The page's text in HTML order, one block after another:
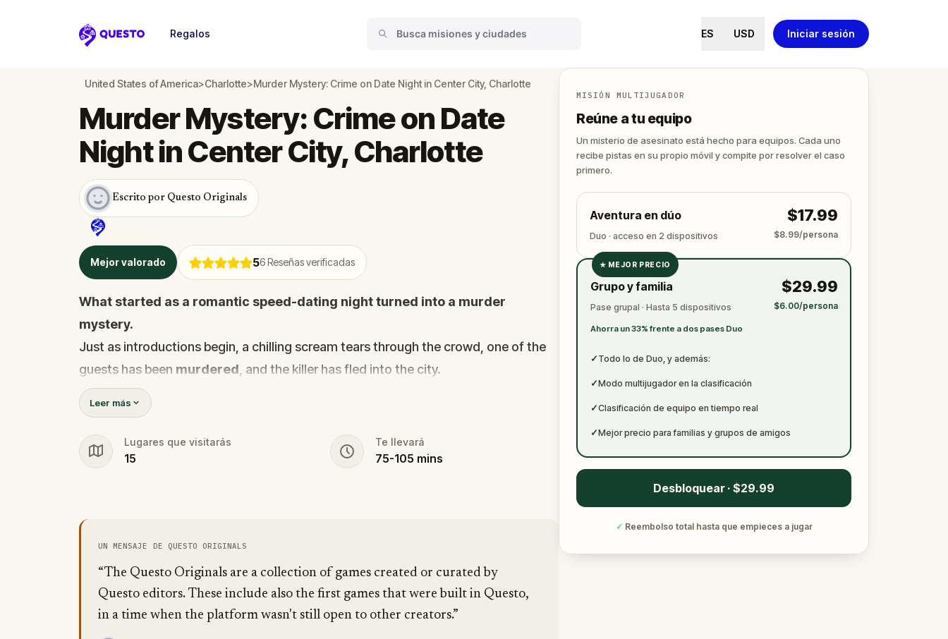
Questo
Regalos ES USD Iniciar sesión
United States of America>Charlotte>Murder Mystery: Crime on Date Night in Center City, Charlotte
Mejor valorado 56Reseñas verificadas
Murder Mystery: Crime on Date
Night in Center City, Charlotte
Escrito por Questo Originals
What started as a romantic speed-dating night turned into a murder
mystery.
Just as introductions begin, a chilling scream tears through the crowd, one of the
guests has been murdered , and the killer has fled into the city.
Before panic can take hold,
Every participant is now part of a deadly puzzle, and the only way to survive is to
solve it.
Was it the charming Yoga instructor who vanished right after the scream? The
🔎
track the killer's movements before they disappear for good.
Bring your sharpest instincts—and your pen and paper.In 90 minutes, the trail will
go cold.
Love was the reason you came. Justice is why you stay.
Leer más
Lugares que visitarás
15
Te llevará
75-105 mins
UN MENSAJE DE QUESTO ORIGINALS
“The Questo Originals are a collection of games created or curated by
Questo editors. These include also the first games that were built in Questo,
in a time when the platform wasn't still open to other creators.”
MISIÓN MULTIJUGADOR
Reúne a tu equipo
Un misterio de asesinato está hecho para equipos. Cada uno
recibe pistas en su propio móvil y compite por resolver el caso
primero.
Aventura en dúo
Duo · acceso en 2 dispositivos
$17.99
$8.99/persona
✓
✓
★ MEJOR PRECIO
Grupo y familia
Pase grupal · Hasta 5 dispositivos
Ahorra un 33% frente a dos pases Duo
$29.99
$6.00/persona
✓ Todo lo de Duo, y además:
✓Modo multijugador en la clasificación
✓Clasificación de equipo en tiempo real
✓Mejor precio para familias y grupos de amigos
Desbloquear · $29.99
✓ Reembolso total hasta que empieces a jugar